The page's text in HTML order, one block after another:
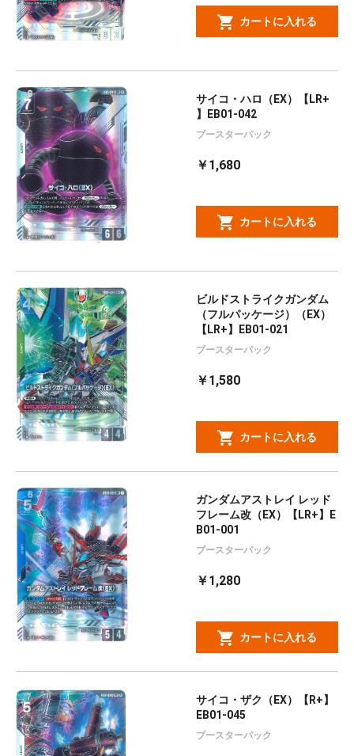
カートに入れる
サイコ・ハロ（EX）【LR+
】EB01-042
ブースターパック
￥1,680
カートに入れる
ビルドストライクガンダム
（フルパッケージ）（EX）
【LR+】EB01-021
ブースターパック
￥1,580
カートに入れる
ガンダムアストレイ レッド
フレーム改（EX）【LR+】E
B01-001
ブースターパック
￥1,280
カートに入れる
サイコ・ザク（EX）【R+】
EB01-045
ブースターパック